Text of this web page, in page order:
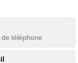
téléphone